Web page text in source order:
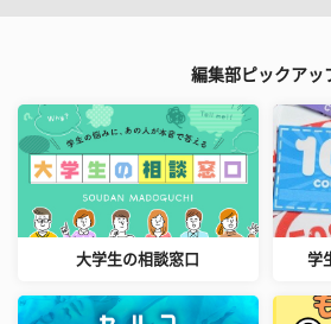
編集部ピックアッ
大学生の相談窓口 学